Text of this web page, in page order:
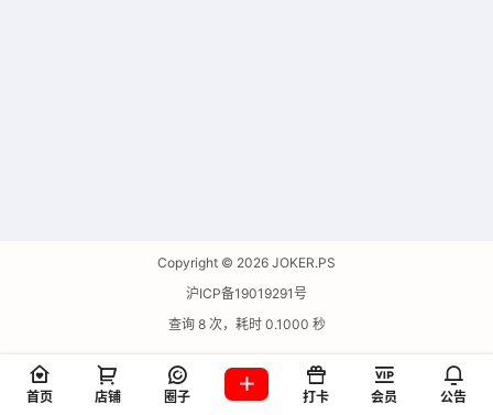
Copyright © 2026 JOKER.PS
沪ICP备19019291号
查询 8 次，耗时 0.1000 秒
首页 店铺 圈子 打卡 会员 公告